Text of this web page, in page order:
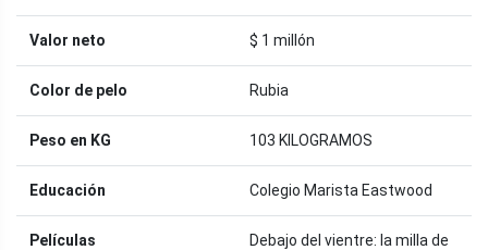
Valor neto $ 1 millón
Color de pelo Rubia
Peso en KG 103 KILOGRAMOS
Educación Colegio Marista Eastwood
Películas
Debajo del vientre: la milla de